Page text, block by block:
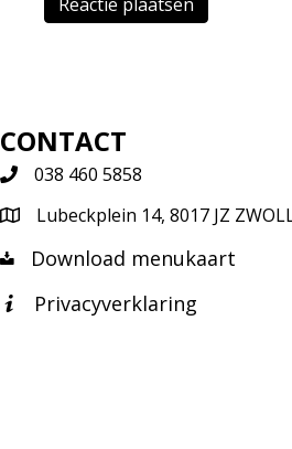
CONTACT
038 460 5858
Lubeckplein 14, 8017 JZ
Download menukaart
Privacyverklaring